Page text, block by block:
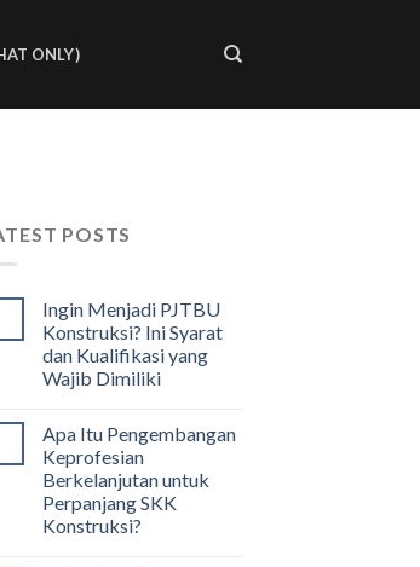
ONLY)
POSTS
Ingin Menjadi PJTBU
Konstruksi? Ini Syarat
dan Kualifikasi yang
Wajib Dimiliki
Apa Itu Pengembangan
Keprofesian
Berkelanjutan untuk
Perpanjang SKK
Konstruksi?